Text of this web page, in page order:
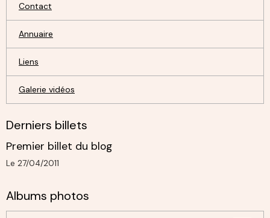
Contact
Annuaire
Liens
Galerie vidéos
Derniers billets
Premier billet du blog
Le 27/04/2011
Albums photos